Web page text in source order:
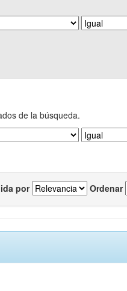
de la búsqueda.
por Ordenar